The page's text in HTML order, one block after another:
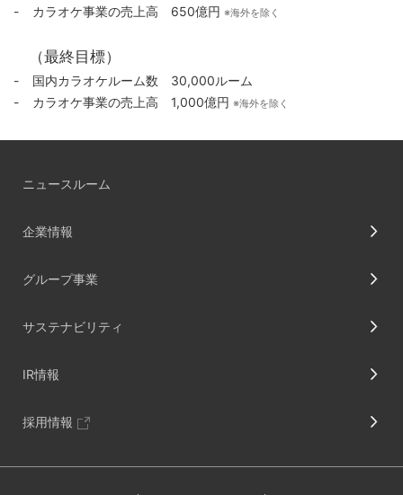
カラオケ事業の売上高 650億円 ※海外を除く
（最終目標）
国内カラオケルーム数 30,000ルーム
カラオケ事業の売上高 1,000億円 ※海外を除く
ニュースルーム
企業情報
グループ事業
サステナビリティ
IR情報
採用情報